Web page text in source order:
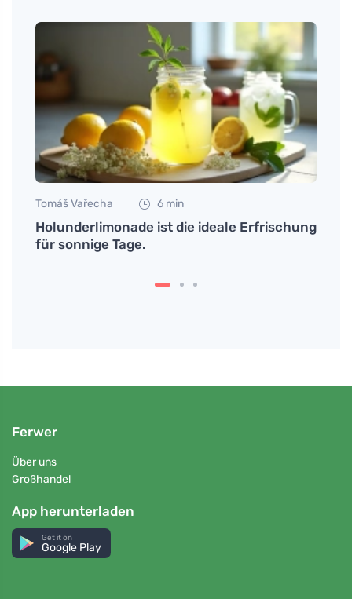
Tomáš Vařecha 6 min
Holunderlimonade ist die ideale Erfrischung
für sonnige Tage.
Ferwer
Über uns
Großhandel
App herunterladen
Get it on
Google Play